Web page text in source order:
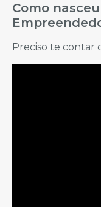
Como
Preciso te contar